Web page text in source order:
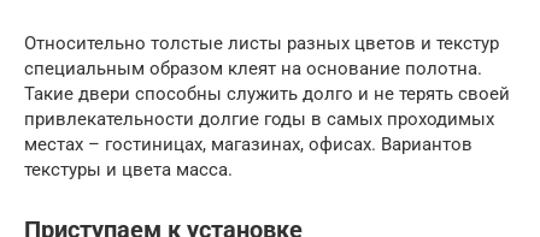
Относительно толстые листы разных цветов и текстур
специальным образом клеят на основание полотна.
Такие двери способны служить долго и не терять своей
привлекательности долгие годы в самых проходимых
местах – гостиницах, магазинах, офисах. Вариантов
текстуры и цвета масса.
Приступаем к установке